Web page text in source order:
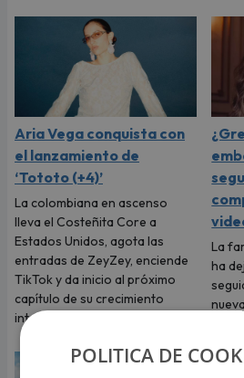
Aria Vega conquista con
el lanzamiento de
‘Tototo (+4)’
La colombiana en ascenso
lleva el Costeñita Core a
Estados Unidos, agota las
entradas de ZeyZey, enciende
TikTok y da inicio al próximo
capítulo de su crecimiento
internacional
La
ha
POLITICA DE